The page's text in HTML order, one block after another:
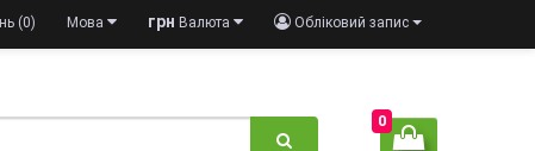
Обліковий запис
грн Валюта
Мова
(0)
0